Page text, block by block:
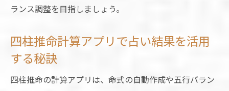
ランス調整を目指しましょう。
四柱推命計算アプリで占い結果を活用
する秘訣
四柱推命の計算アプリは、命式の自動作成や五行バラン